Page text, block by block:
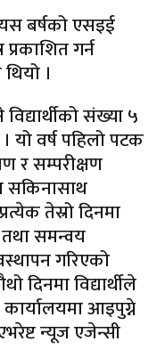
बर्षको एसइई
गर्न
।
संख्या ५
यो वर्ष पहिलो पटक
र सम्परीक्षण
सकिनासाथ
तेस्रो दिनमा
समन्वय
गरिएको
दिनमा विद्यार्थीले
कार्यालयमा आइपुग्ने
न्यूज एजेन्सी